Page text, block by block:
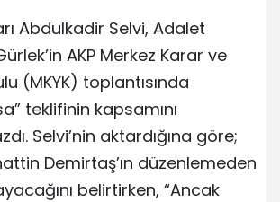
Abdulkadir Selvi, Adalet
AKP Merkez Karar ve
(MKYK) toplantısında
teklifinin kapsamını
Selvi’nin aktardığına göre;
Demirtaş’ın düzenlemeden
belirtirken, “Ancak